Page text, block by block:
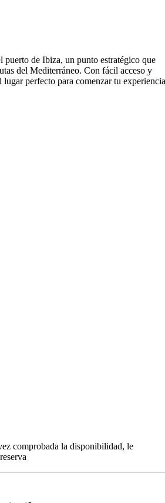
puerto de Ibiza, un punto estratégico que
del Mediterráneo. Con fácil acceso y
lugar perfecto para comenzar tu experiencia
comprobada la disponibilidad, le